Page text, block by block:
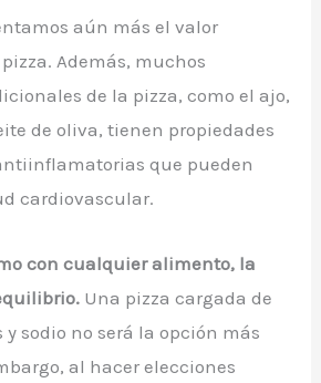
aún más el valor
Además, muchos
de la pizza, como el ajo,
de oliva, tienen propiedades
que pueden
cardiovascular.
con cualquier alimento, la
Una pizza cargada de
sodio no será la opción más
al hacer elecciones